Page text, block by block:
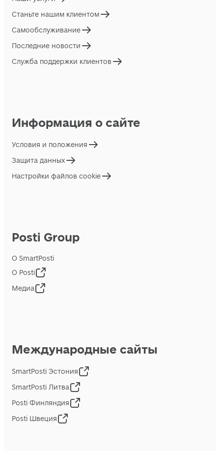
Станьте нашим клиентом
Самообслуживание
Последние новости
Служба поддержки клиентов
Информация о сайте
Условия и положения
Защита данных
Настройки файлов cookie
Posti Group
О SmartPosti
О Posti
Медиа
Международные сайты
SmartPosti Эстония
SmartPosti Литва
Posti Финляндия
Posti Швеция